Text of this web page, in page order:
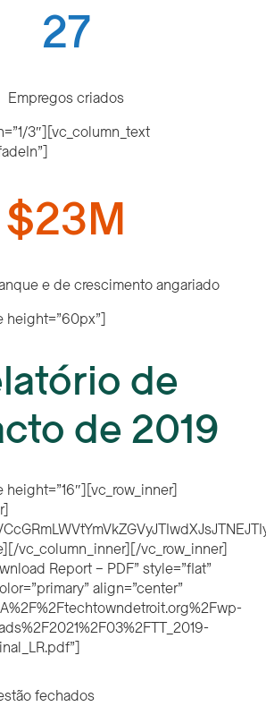
27
Empregos criados
3″][vc_column_text
$23M
e de crescimento angariado
height=”60px”]
de
de 2019
height=”16″][vc_row_inner]
vc_column_inner][/vc_row_inner]
Report – PDF” style=”flat”
align=”center”
fechados